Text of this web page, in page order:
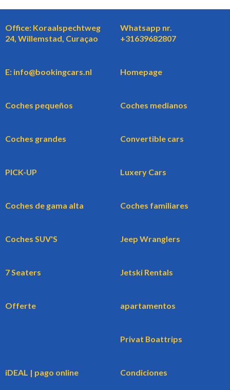
Office: Koraalspechtweg
24, Willemstad, Curaçao
Whatsapp nr.
+31639682807
E: info@bookingcars.nl Homepage
Coches pequeños Coches medianos
Coches grandes Convertible cars
PICK-UP Luxery Cars
Coches de gama alta Coches familiares
Coches SUV'S Jeep Wranglers
7 Seaters Jetski Rentals
Offerte apartamentos
Privat Boattrips
iDEAL | pago online Condiciones